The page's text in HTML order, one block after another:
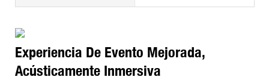
Experiencia De Evento Mejorada,
Acústicamente Inmersiva